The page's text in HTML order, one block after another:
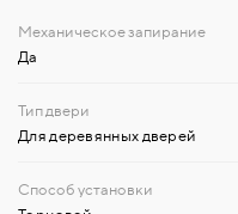
Да
Для деревянных дверей